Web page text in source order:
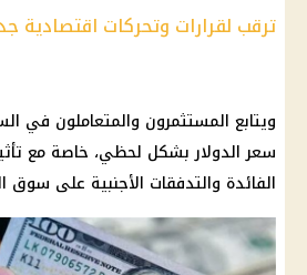
ترقب لقرارات وتحركات اقتصادية
ويتابع المستثمرون والمتعاملون في
سعر الدولاربشكل لحظي، خاصة مع
الفائدة والتدفقات الأجنبية على سوق